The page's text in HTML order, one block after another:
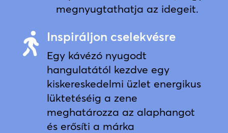
megnyugtathatja az idegeit.
 Inspiráljon cselekvésre
Egy kávézó nyugodt
hangulatától kezdve egy
kiskereskedelmi üzlet energikus
lüktetéséig a zene
meghatározza az alaphangot
és erősíti a márka